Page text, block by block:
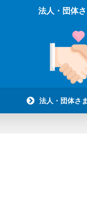
法人・団体
法人・団体さ